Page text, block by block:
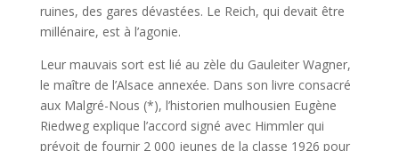
ruines, des gares dévastées. Le Reich, qui devait être
millénaire, est à l’agonie.
Leur mauvais sort est lié au zèle du Gauleiter Wagner,
le maître de l’Alsace annexée. Dans son livre consacré
aux Malgré-Nous (*), l’historien mulhousien Eugène
Riedweg explique l’accord signé avec Himmler qui
prévoit de fournir 2 000 jeunes de la classe 1926 pour